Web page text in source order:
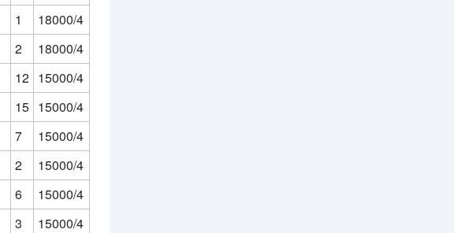
1
18000/4
2
18000/4
12 15000/4
15 15000/4
7
15000/4
2
15000/4
6
15000/4
3
15000/4